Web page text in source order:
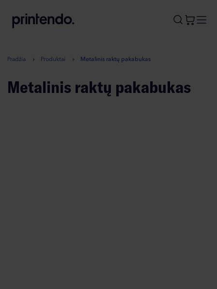
A
Pradžia Produktai Metalinis raktų pakabukas
Metalinis raktų pakabukas